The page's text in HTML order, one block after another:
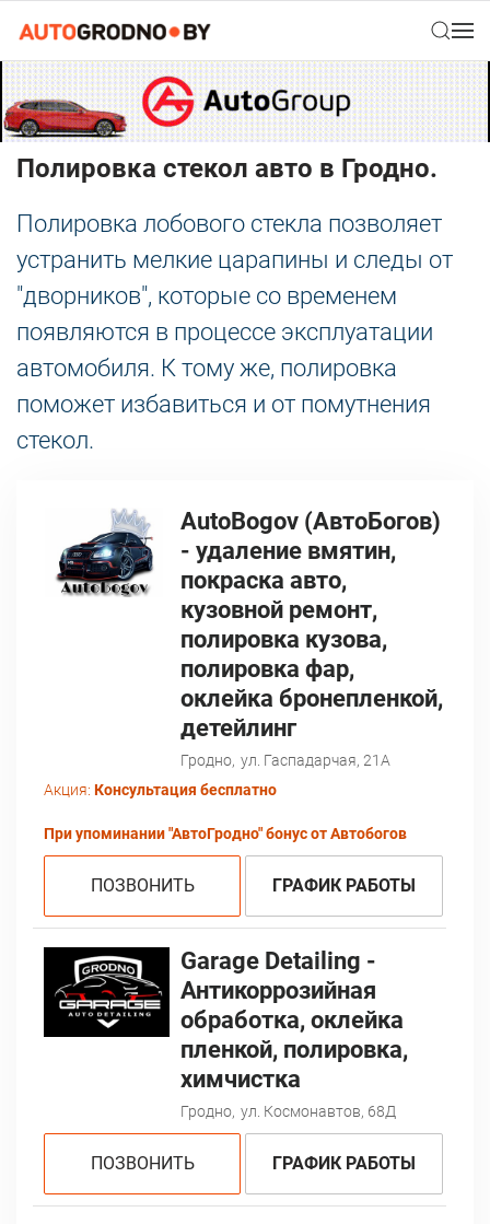
Полировка стекол авто в Гродно.
Полировка лобового стекла позволяет
устранить мелкие царапины и следы от
"дворников", которые со временем
появляются в процессе эксплуатации
автомобиля. К тому же, полировка
поможет избавиться и от помутнения
стекол.
AutoBogov (АвтоБогов)
- удаление вмятин,
покраска авто,
кузовной ремонт,
полировка кузова,
полировка фар,
оклейка бронепленкой,
детейлинг
Гродно, ул. Гаспадарчая, 21А
Акция: Консультация бесплатно
При упоминании "АвтоГродно" бонус от Автобогов
ПОЗВОНИТЬ ГРАФИК РАБОТЫ
Garage Detailing -
Антикоррозийная
обработка, оклейка
пленкой, полировка,
химчистка
Гродно, ул. Космонавтов, 68Д
ПОЗВОНИТЬ ГРАФИК РАБОТЫ